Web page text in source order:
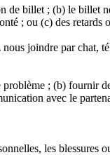
de billet ; (b) le billet
; ou (c) des retards
joindre par chat,
; (b) fournir
avec le
les blessures